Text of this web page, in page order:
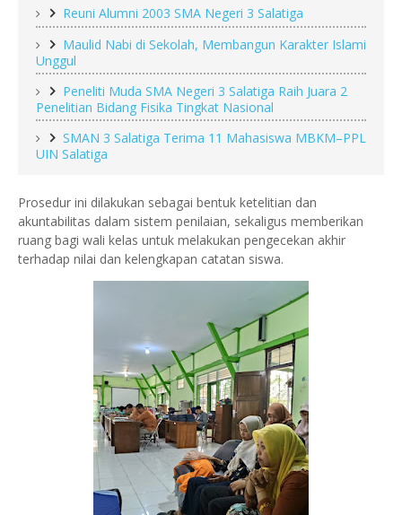
Reuni Alumni 2003 SMA Negeri 3 Salatiga
Maulid Nabi di Sekolah, Membangun Karakter Islami
Unggul
Peneliti Muda SMA Negeri 3 Salatiga Raih Juara 2
Penelitian Bidang Fisika Tingkat Nasional
SMAN 3 Salatiga Terima 11 Mahasiswa MBKM–PPL
UIN Salatiga
Prosedur ini dilakukan sebagai bentuk ketelitian dan
akuntabilitas dalam sistem penilaian, sekaligus memberikan
ruang bagi wali kelas untuk melakukan pengecekan akhir
terhadap nilai dan kelengkapan catatan siswa.